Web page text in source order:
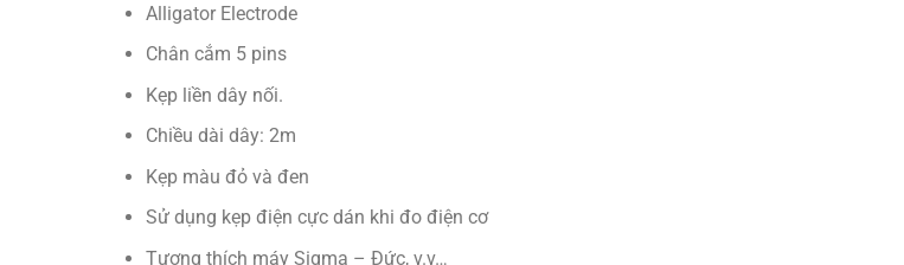
Alligator Electrode
Chân cắm 5 pins
Kẹp liền dây nối.
Chiều dài dây: 2m
Kẹp màu đỏ và đen
Sử dụng kẹp điện cực dán khi đo điện cơ
Tương thích máy Sigma – Đức, v.v…